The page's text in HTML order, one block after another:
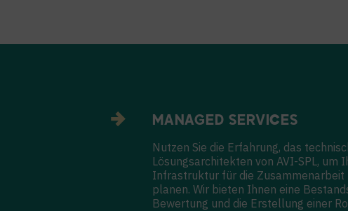
MANAGED SERVICES
Nutzen Sie die Erfahrung, das
Lösungsarchitekten von AVI-SPL, um
Infrastruktur für die Zusammenarbeit
planen. Wir bieten Ihnen eine
Bewertung und die Erstellung einer